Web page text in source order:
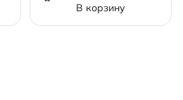
В корзину